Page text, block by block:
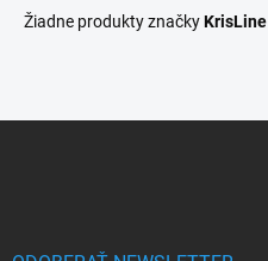
Žiadne produkty značkyKrisLine